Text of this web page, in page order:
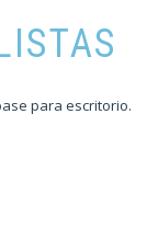
para escritorio.